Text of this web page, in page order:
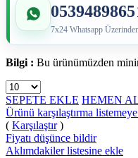
7x24 Whatsapp
Bilgi : Bu ürünümüzden
SEPETE EKLE HEMEN
Ürünü karşılaştırma
( Karşılaştır)
Fiyatı düşünce bildir
Aklımdakiler listesine ekle